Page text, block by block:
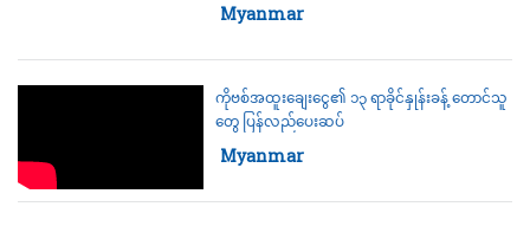
Category:
Myanmar
ကိုဗစ်အထူးချေးငွေ၏ ၁၃ ရာခိုင်နှုန်းခန့် တောင်သူ
တွေ ပြန်လည်ပေးဆပ်
Category:
Myanmar